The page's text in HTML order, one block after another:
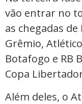
vão entrar no
as chegadas de
Grêmio,
Botafogo e RB
Copa
Além deles, o